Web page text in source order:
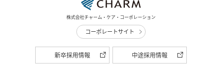
株式会社チャーム・ケア・コーポレーション
コーポレートサイト
新卒採用情報 中途採用情報